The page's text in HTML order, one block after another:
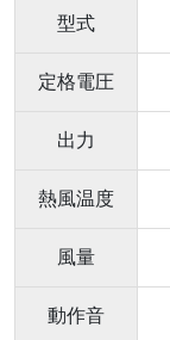
型式
定格電圧
出力
熱風温度
風量
動作音